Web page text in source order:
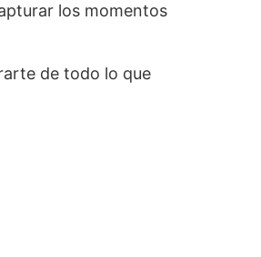
los momentos
de todo lo que